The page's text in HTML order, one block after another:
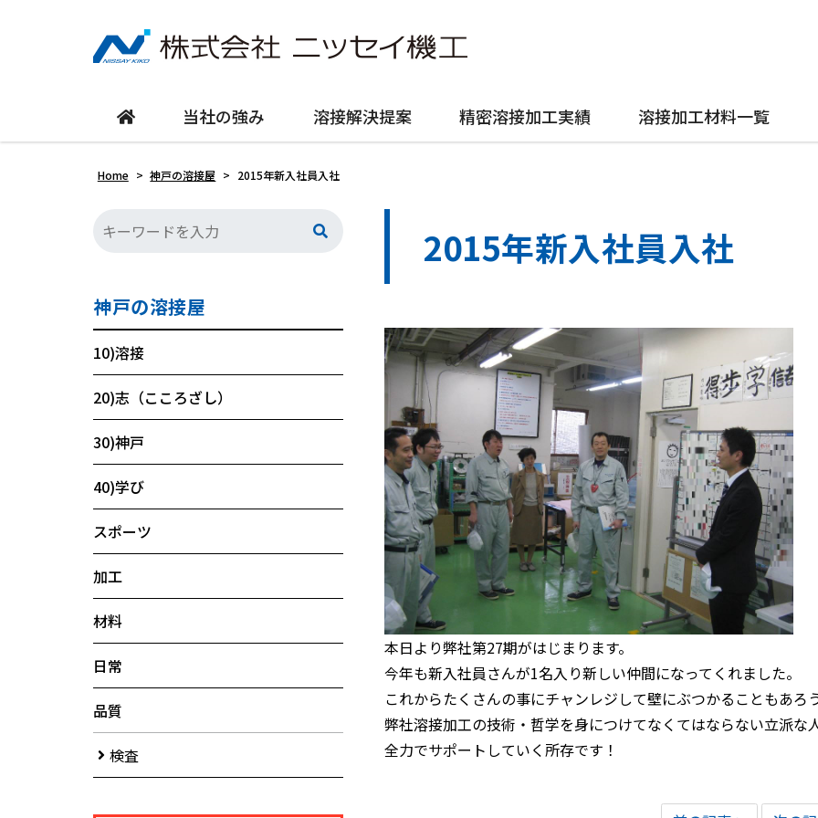
当社の強み 溶接解決提案 精密溶接加工実績 溶接加工材料一覧
Home > 神戸の溶接屋 > 2015年新入社員入社
2015年新入社員入社
本日より弊社第27期がはじまります。
今年も新入社員さんが1名入り新しい仲間になってくれました。
これからたくさんの事にチャンレジして壁にぶつかることもあろ
弊社溶接加工の技術・哲学を身につけてなくてはならない立派な
全力でサポートしていく所存です！
神戸の溶接屋
10)溶接
20)志（こころざし）
30)神戸
40)学び
スポーツ
加工
材料
日常
品質
検査